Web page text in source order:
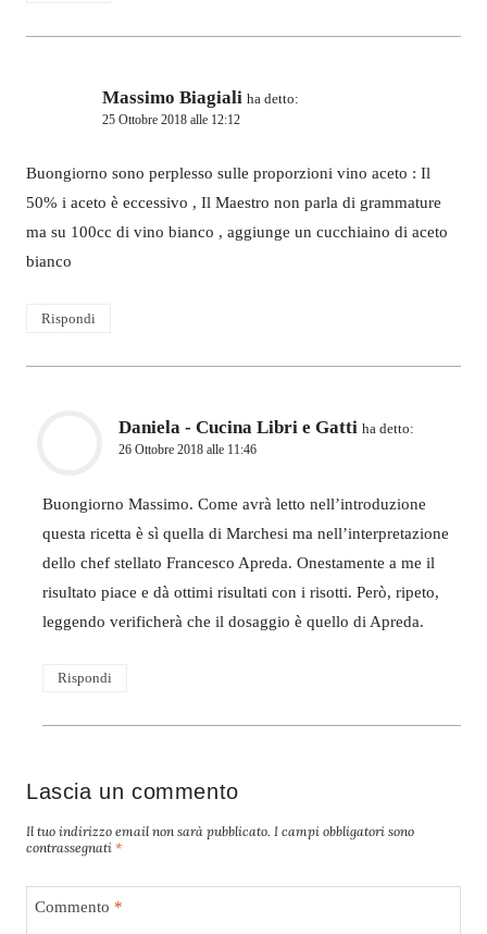
Massimo Biagiali ha detto:
25 Ottobre 2018 alle 12:12
Buongiorno sono perplesso sulle proporzioni vino aceto : Il
50% i aceto è eccessivo , Il Maestro non parla di grammature
ma su 100cc di vino bianco , aggiunge un cucchiaino di aceto
bianco
Rispondi
Daniela - Cucina Libri e Gatti ha detto:
26 Ottobre 2018 alle 11:46
Buongiorno Massimo. Come avrà letto nell’introduzione
questa ricetta è sì quella di Marchesi ma nell’interpretazione
dello chef stellato Francesco Apreda. Onestamente a me il
risultato piace e dà ottimi risultati con i risotti. Però, ripeto,
leggendo verificherà che il dosaggio è quello di Apreda.
Rispondi
Lascia un commento
Il tuo indirizzo email non sarà pubblicato. I campi obbligatori sono
contrassegnati *
Commento *